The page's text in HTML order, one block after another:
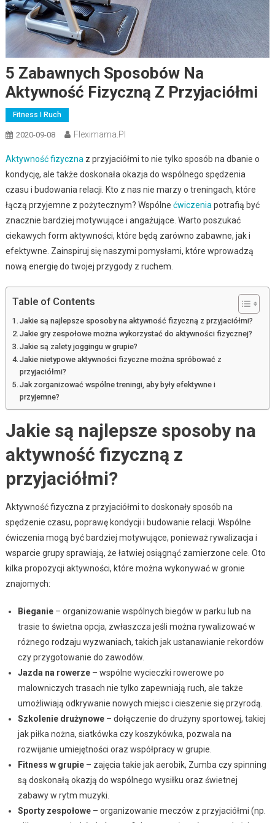
5 Zabawnych Sposobów Na
Aktywność Fizyczną Z Przyjaciółmi
Fitness I Ruch
2020-09-08 Fleximama.pl
Aktywność fizycznaz przyjaciółmi to nie tylko sposób na dbanie o
kondycję, ale także doskonała okazja do wspólnego spędzenia
czasu i budowania relacji. Kto z nas nie marzy o treningach, które
łączą przyjemne z pożytecznym? Wspólne ćwiczeniapotrafią być
znacznie bardziej motywujące i angażujące. Warto poszukać
ciekawych form aktywności, które będą zarówno zabawne, jak i
efektywne. Zainspiruj się naszymi pomysłami, które wprowadzą
nową energię do twojej przygody z ruchem.
Table of Contents
Jakie są najlepsze sposoby na aktywność fizyczną z przyjaciółmi?
Jakie gry zespołowe można wykorzystać do aktywności fizycznej?
Jakie są zalety joggingu w grupie?
Jakie nietypowe aktywności fizyczne można spróbować z
przyjaciółmi?
Jak zorganizować wspólne treningi, aby były efektywne i
przyjemne?
Jakie są najlepsze sposoby na
aktywność fizyczną z
przyjaciółmi?
Aktywność fizyczna z przyjaciółmi to doskonały sposób na
spędzenie czasu, poprawę kondycji i budowanie relacji. Wspólne
ćwiczenia mogą być bardziej motywujące, ponieważ rywalizacja i
wsparcie grupy sprawiają, że łatwiej osiągnąć zamierzone cele. Oto
kilka propozycji aktywności, które można wykonywać w gronie
znajomych:
Bieganie– organizowanie wspólnych biegów w parku lub na
trasie to świetna opcja, zwłaszcza jeśli można rywalizować w
różnego rodzaju wyzwaniach, takich jak ustanawianie rekordów
czy przygotowanie do zawodów.
Jazda na rowerze– wspólne wycieczki rowerowe po
malowniczych trasach nie tylko zapewniają ruch, ale także
umożliwiają odkrywanie nowych miejsc i cieszenie się przyrodą.
Szkolenie drużynowe– dołączenie do drużyny sportowej, takiej
jak piłka nożna, siatkówka czy koszykówka, pozwala na
rozwijanie umiejętności oraz współpracy w grupie.
Fitness w grupie– zajęcia takie jak aerobik, Zumba czy spinning
są doskonałą okazją do wspólnego wysiłku oraz świetnej
zabawy w rytm muzyki.
Sporty zespołowe– organizowanie meczów z przyjaciółmi (np.